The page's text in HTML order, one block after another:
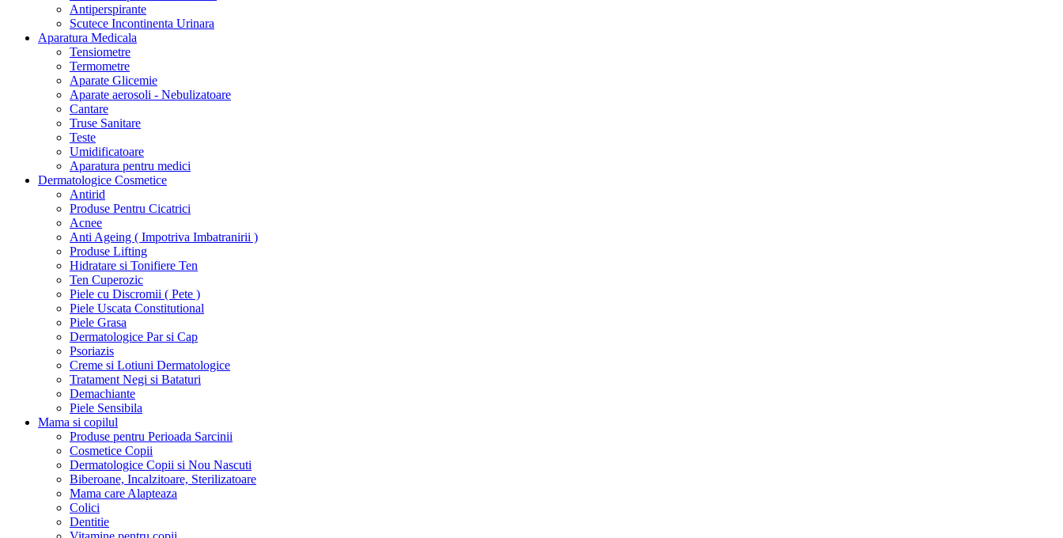
Antiperspirante
Scutece Incontinenta Urinara
Aparatura Medicala
Tensiometre
Termometre
Aparate Glicemie
Aparate aerosoli - Nebulizatoare
Cantare
Truse Sanitare
Teste
Umidificatoare
Aparatura pentru medici
Dermatologice Cosmetice
Antirid
Produse Pentru Cicatrici
Acnee
Anti Ageing ( Impotriva Imbatranirii )
Produse Lifting
Hidratare si Tonifiere Ten
Ten Cuperozic
Piele cu Discromii ( Pete )
Piele Uscata Constitutional
Piele Grasa
Dermatologice Par si Cap
Psoriazis
Creme si Lotiuni Dermatologice
Tratament Negi si Bataturi
Demachiante
Piele Sensibila
Mama si copilul
Produse pentru Perioada Sarcinii
Cosmetice Copii
Dermatologice Copii si Nou Nascuti
Biberoane, Incalzitoare, Sterilizatoare
Mama care Alapteaza
Colici
Dentitie